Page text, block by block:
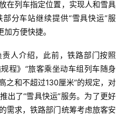
在列车指定位置，实现人和雪具
分车站继续提供“雪具快运”服
方便快捷。
人介绍，此前，铁路部门按照
程》“旅客乘坐动车组列车随身
之和不超过130厘米”的规定，对
出了“雪具快运”服务。为了更好
需求，铁路部门统筹考虑旅客安